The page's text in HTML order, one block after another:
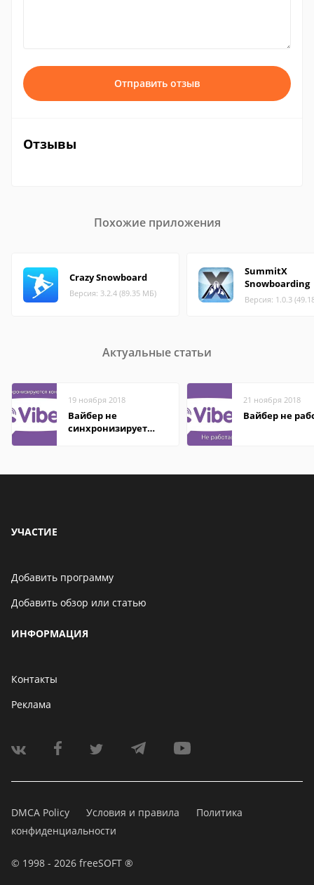
Отправить отзыв
Отзывы
Похожие приложения
Crazy Snowboard
Версия: 3.2.4 (89.35 МБ)
SummitX
Snowboarding
Версия: 1.0.3
Актуальные статьи
19 ноября 2018
Вайбер не
синхронизирует
21 ноября 2018
Вайбер не
УЧАСТИЕ
Добавить программу
Добавить обзор или статью
ИНФОРМАЦИЯ
Контакты
Реклама
DMCA Policy Условия и правила
Политика
конфиденциальности
© 1998 - 2026 freeSOFT ®